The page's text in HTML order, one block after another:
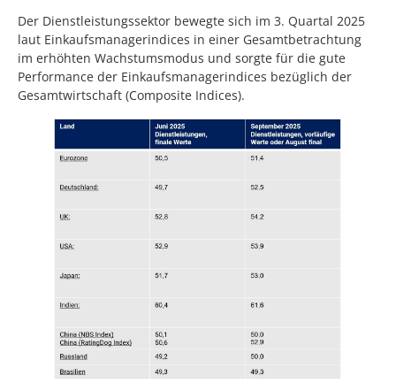
Der Dienstleistungssektor bewegte sich im 3. Quartal 2025
laut Einkaufsmanagerindices in einer Gesamtbetrachtung
im erhöhten Wachstumsmodus und sorgte für die gute
Performance der Einkaufsmanagerindices bezüglich der
Gesamtwirtschaft (Composite Indices).